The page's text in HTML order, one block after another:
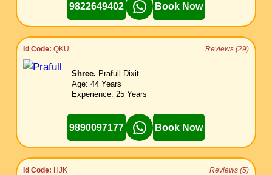
9822649402 Book Now
Id Code: QKU Reviews (29)
Shree. Prafull Dixit
Age: 44 Years
Experience: 25 Years
9890097177 Book Now
Id Code: HJK Reviews (5)